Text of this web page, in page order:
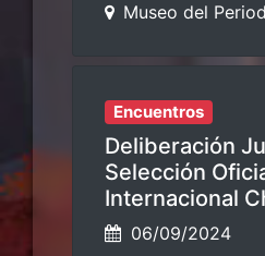
Museo del
Encuentros
Deliberación
Selección
Internacional
06/09/2024